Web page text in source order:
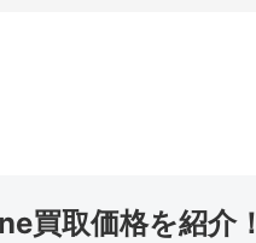
買取価格を紹介！